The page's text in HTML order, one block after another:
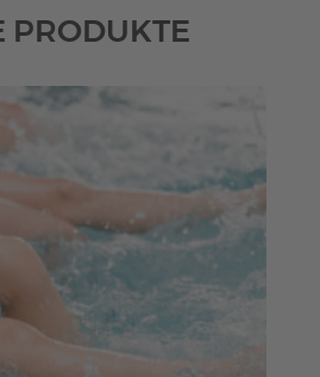
PRODUKTE